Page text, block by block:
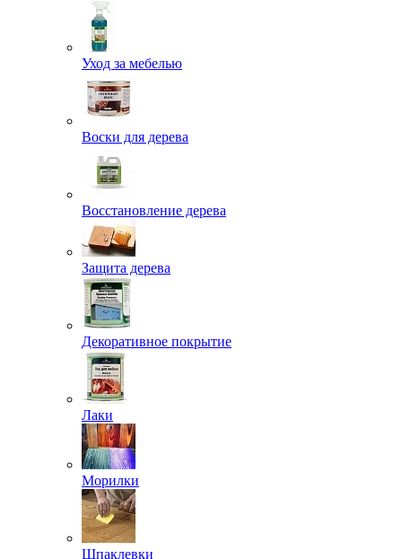
Уход за мебелью
Воски для дерева
Восстановление дерева
Защита дерева
Декоративное покрытие
Лаки
Морилки
Шпаклевки